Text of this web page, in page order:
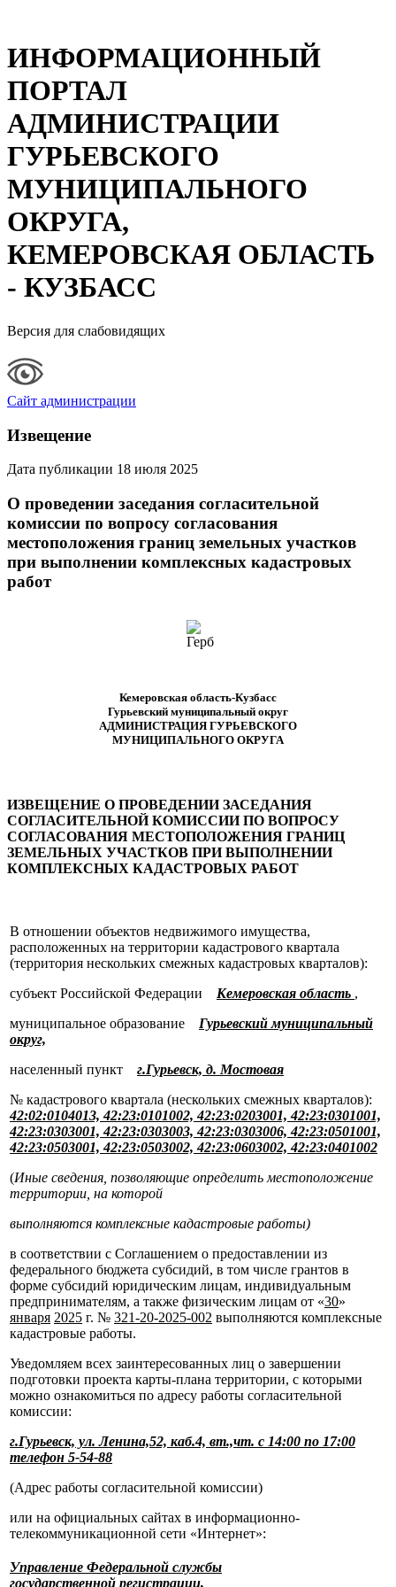
ИНФОРМАЦИОННЫЙ
ПОРТАЛ
АДМИНИСТРАЦИИ
ГУРЬЕВСКОГО
МУНИЦИПАЛЬНОГО
ОКРУГА,
КЕМЕРОВСКАЯ ОБЛАСТЬ
- КУЗБАСС
Версия для слабовидящих
Сайт администрации
Извещение
Дата публикации 18 июля 2025
О проведении заседания согласительной
комиссии по вопросу согласования
местоположения границ земельных участков
при выполнении комплексных кадастровых
работ
Кемеровская область-Кузбасс
Гурьевский муниципальный округ
АДМИНИСТРАЦИЯ ГУРЬЕВСКОГО
МУНИЦИПАЛЬНОГО ОКРУГА
ИЗВЕЩЕНИЕ О ПРОВЕДЕНИИ ЗАСЕДАНИЯ
СОГЛАСИТЕЛЬНОЙ КОМИССИИ ПО ВОПРОСУ
СОГЛАСОВАНИЯ МЕСТОПОЛОЖЕНИЯ ГРАНИЦ
ЗЕМЕЛЬНЫХ УЧАСТКОВ ПРИ ВЫПОЛНЕНИИ
КОМПЛЕКСНЫХ КАДАСТРОВЫХ РАБОТ
В отношении объектов недвижимого имущества,
расположенных на территории кадастрового квартала
(территория нескольких смежных кадастровых кварталов):
субъект Российской Федерации
Кемеровская область ,
муниципальное образование Гурьевский муниципальный
округ,
населенный пункт г.Гурьевск, д. Мостовая
№ кадастрового квартала (нескольких смежных кварталов):
42:02:0104013, 42:23:0101002, 42:23:0203001, 42:23:0301001,
42:23:0303001, 42:23:0303003, 42:23:0303006, 42:23:0501001,
42:23:0503001, 42:23:0503002, 42:23:0603002, 42:23:0401002
(Иные сведения, позволяющие определить местоположение
территории, на которой
выполняются комплексные кадастровые работы)
в соответствии с Соглашением о предоставлении из
федерального бюджета субсидий, в том числе грантов в
форме субсидий юридическим лицам, индивидуальным
предпринимателям, а также физическим лицам от «30»
января 2025 г. № 321-20-2025-002 выполняются комплексные
кадастровые работы.
Уведомляем всех заинтересованных лиц о завершении
подготовки проекта карты-плана территории, с которыми
можно ознакомиться по адресу работы согласительной
комиссии:
г.Гурьевск, ул. Ленина,52, каб.4, вт.,чт. с 14:00 по 17:00
телефон 5-54-88
(Адрес работы согласительной комиссии)
или на официальных сайтах в информационно-
телекоммуникационной сети «Интернет»:
Управление Федеральной службы
государственной регистрации,